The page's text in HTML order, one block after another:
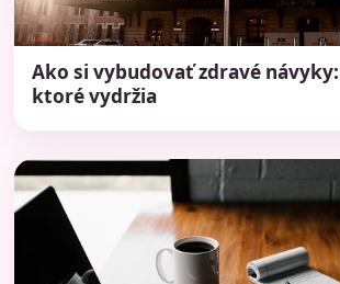
Ako si vybudovať zdravé
ktoré vydržia